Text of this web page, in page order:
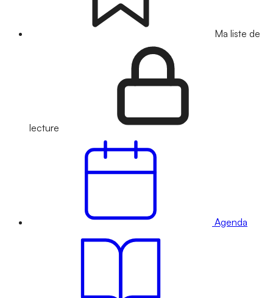
Ma liste de
lecture
Agenda